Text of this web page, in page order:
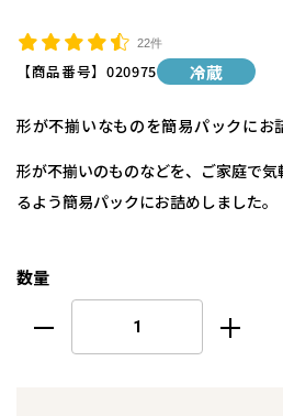
22件
【商品番号】 020975 冷蔵
形が不揃いなものを簡易パックにお
形が不揃いのものなどを、ご家庭で
るよう簡易パックにお詰めしました。
数量